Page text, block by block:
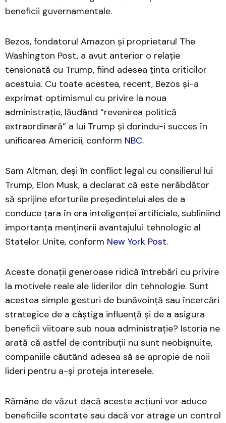
beneficii guvernamentale.
Bezos, fondatorul Amazon și proprietarul The
Washington Post, a avut anterior o relație
tensionată cu Trump, fiind adesea ținta criticilor
acestuia. Cu toate acestea, recent, Bezos și-a
exprimat optimismul cu privire la noua
administrație, lăudând “revenirea politică
extraordinară” a lui Trump și dorindu-i succes în
unificarea Americii, conform NBC.
Sam Altman, deși în conflict legal cu consilierul lui
Trump, Elon Musk, a declarat că este nerăbdător
să sprijine eforturile președintelui ales de a
conduce țara în era inteligenței artificiale, subliniind
importanța menținerii avantajului tehnologic al
Statelor Unite, conform New York Post.
Aceste donații generoase ridică întrebări cu privire
la motivele reale ale liderilor din tehnologie. Sunt
acestea simple gesturi de bunăvoință sau încercări
strategice de a câștiga influență și de a asigura
beneficii viitoare sub noua administrație? Istoria ne
arată că astfel de contribuții nu sunt neobișnuite,
companiile căutând adesea să se apropie de noii
lideri pentru a-și proteja interesele.
Rămâne de văzut dacă aceste acțiuni vor aduce
beneficiile scontate sau dacă vor atrage un control